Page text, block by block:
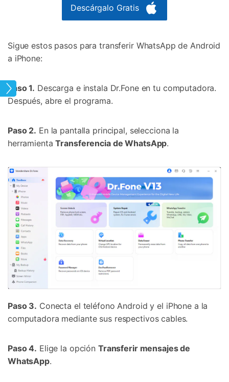
Descárgalo Gratis
Sigue estos pasos para transferir WhatsApp de Android
a iPhone:
Paso 1. Descarga e instala Dr.Fone en tu computadora.
Después, abre el programa.
Paso 2. En la pantalla principal, selecciona la
herramientaTransferencia de WhatsApp.
Paso 3. Conecta el teléfono Android y el iPhone a la
computadora mediante sus respectivos cables.
Paso 4. Elige la opción Transferir mensajes de
WhatsApp.